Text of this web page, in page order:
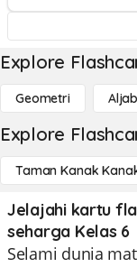
Explore
Geometri
Explore
Taman Kanak
Jelajahi kartu
seharga Kelas 6
Selami dunia